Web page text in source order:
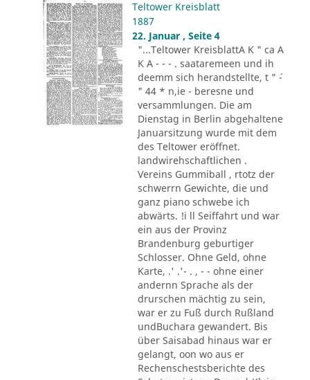
Teltower Kreisblatt
1887
22. Januar , Seite 4
"...Teltower KreisblattA K " ca A
K A - - - . saataremeen und ih
deemm sich herandstellte, t " ´-
" 44 * n,ie - beresne und
versammlungen. Die am
Dienstag in Berlin abgehaltene
Januarsitzung wurde mit dem
des Teltower eröffnet.
landwirehschaftlichen .
Vereins Gummiball , rtotz der
schwerrn Gewichte, die und
ganz piano schwebe ich
abwärts. !i ll Seiffahrt und war
ein aus der Provinz
Brandenburg geburtiger
Schlosser. Ohne Geld, ohne
Karte, .' .'- . , - - ohne einer
andernn Sprache als der
drurschen mächtig zu sein,
war er zu Fuß durch Rußland
undBuchara gewandert. Bis
über Saisabad hinaus war er
gelangt, oon wo aus er
Rechenschestsberichte des